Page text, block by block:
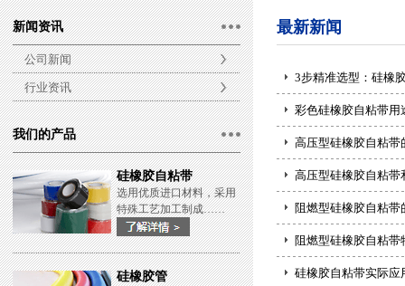
新闻资讯
公司新闻
行业资讯
我们的产品
硅橡胶自粘带
选用优质进口材料，采用
特殊工艺加工制成……
硅橡胶管
最新新闻
3步精准选型：硅橡
彩色硅橡胶自粘带用
高压型硅橡胶自粘带
高压型硅橡胶自粘带
阻燃型硅橡胶自粘带
阻燃型硅橡胶自粘带
硅橡胶自粘带实际应